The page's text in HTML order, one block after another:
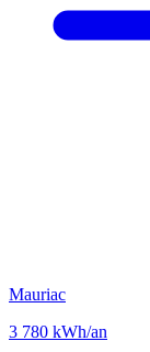
Mauriac
3 780 kWh/an